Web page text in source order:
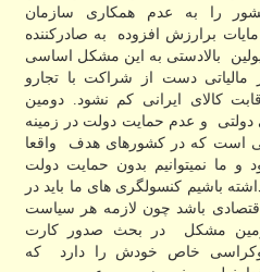
را به عدم همکاری سازمان
مایات برارزش افزوده به صادرکننده
بالادستی به این مشکل اساسی
مالیاتی دست از شراکت با تجارو
کالای ایرانی کم نشود. دومین
و عدم حمایت دولت در زمینه
است که در کشورهای هدف واقعا
ما نمیتوانیم بدون حمایت دولت
باشیم کنسولگری های ما باید در
باشد چون لازمه هر سیاست
مشکل در بحث صدور کارت
خاص خودش را دارد که